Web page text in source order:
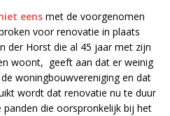
eens met de voorgenomen
voor renovatie in plaats
der Horst die al 45 jaar met zijn
woont, geeft aan dat er weinig
woningbouwvereniging en dat
wordt dat renovatie nu te duur
panden die oorspronkelijk bij het